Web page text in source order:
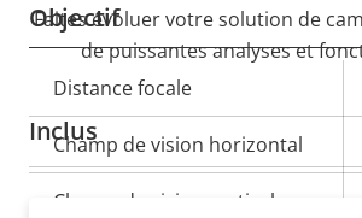
Objectif
Description
de la
propriété
la
propriété
Distance focale
Champ de vision horizontal
Champ de vision vertical
Faites évoluer votre solution de
de puissantes analyses et
Inclus